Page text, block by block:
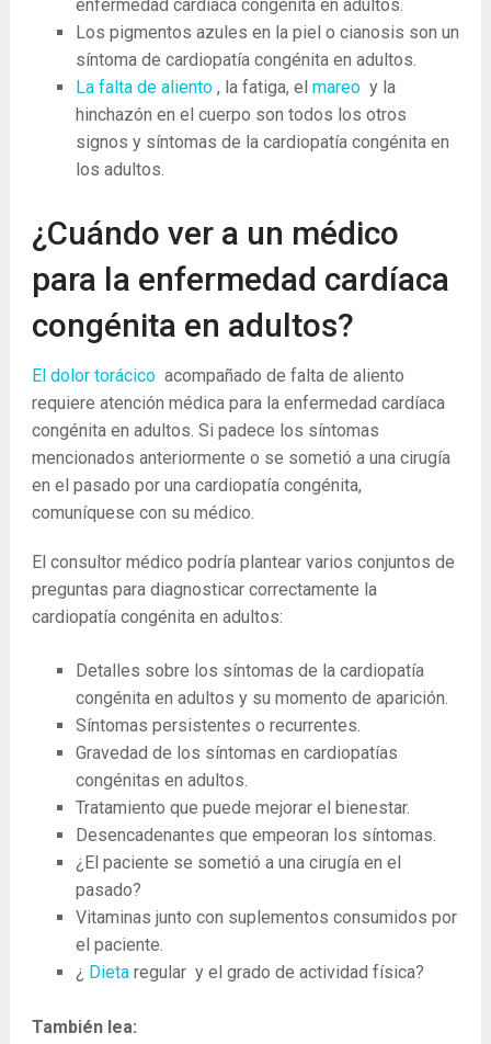
enfermedad cardíaca congénita en adultos.
Los pigmentos azules en la piel o cianosis son un
síntoma de cardiopatía congénita en adultos.
La falta de aliento, la fatiga, el mareoy la
hinchazón en el cuerpo son todos los otros
signos y síntomas de la cardiopatía congénita en
los adultos.
¿Cuándo ver a un médico
para la enfermedad cardíaca
congénita en adultos?
El dolor torácicoacompañado de falta de aliento
requiere atención médica para la enfermedad cardíaca
congénita en adultos. Si padece los síntomas
mencionados anteriormente o se sometió a una cirugía
en el pasado por una cardiopatía congénita,
comuníquese con su médico.
El consultor médico podría plantear varios conjuntos de
preguntas para diagnosticar correctamente la
cardiopatía congénita en adultos:
Detalles sobre los síntomas de la cardiopatía
congénita en adultos y su momento de aparición.
Síntomas persistentes o recurrentes.
Gravedad de los síntomas en cardiopatías
congénitas en adultos.
Tratamiento que puede mejorar el bienestar.
Desencadenantes que empeoran los síntomas.
¿El paciente se sometió a una cirugía en el
pasado?
Vitaminas junto con suplementos consumidos por
el paciente.
¿ Dietaregular y el grado de actividad física?
También lea: